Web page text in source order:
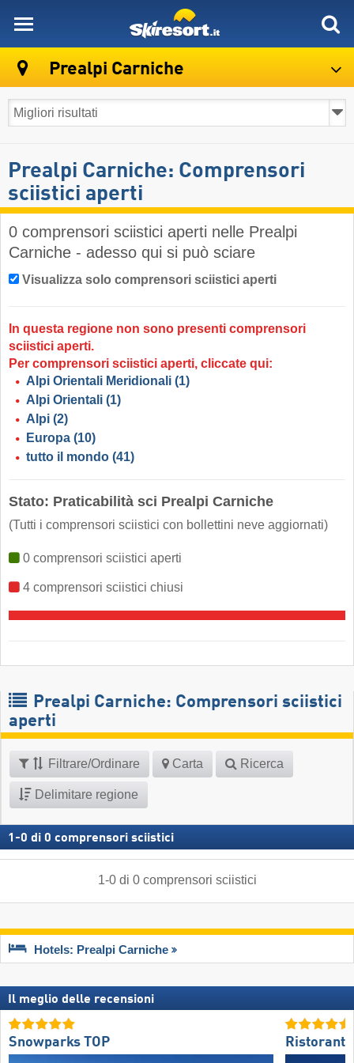
Prealpi Carniche
Prealpi Carniche: Comprensori
sciistici aperti
0 comprensori sciistici aperti nelle Prealpi
Carniche - adesso qui si può sciare
Visualizza solo comprensori sciistici aperti
In questa regione non sono presenti comprensori
sciistici aperti.
Per comprensori sciistici aperti, cliccate qui:
Alpi Orientali Meridionali (1)
Alpi Orientali (1)
Alpi (2)
Europa (10)
tutto il mondo (41)
Stato: Praticabilità sci Prealpi Carniche
(Tutti i comprensori sciistici con bollettini neve aggiornati)
0 comprensori sciistici aperti
4 comprensori sciistici chiusi
Prealpi Carniche: Comprensori sciistici
aperti
Filtrare/Ordinare Carta Ricerca
Delimitare regione
1 -0 di 0 comprensori sciistici
1-0di 0 comprensori sciistici
Hotels: Prealpi Carniche
Il meglio delle recensioni
Snowparks TOP